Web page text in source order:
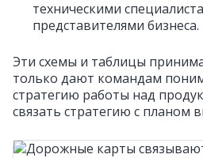
техническими
представителями бизнеса.
Эти схемы и таблицы
только дают командам
стратегию работы над
связать стратегию с планом